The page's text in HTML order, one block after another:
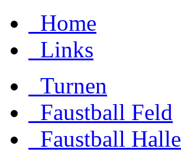
Home
Links
Turnen
Faustball Feld
Faustball Halle